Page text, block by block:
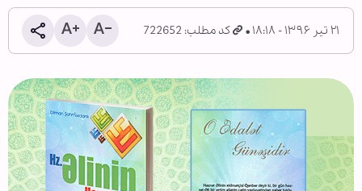
۲۱ تیر ۱۳۹۶ - ۱۸:۱۸ کد مطلب: 722652